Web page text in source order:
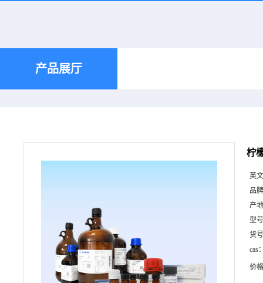
产品展厅
柠
英
品
产
型
货
cas
价